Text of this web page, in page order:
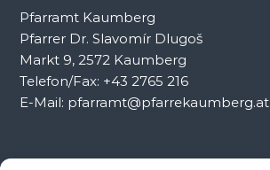
Pfarramt Kaumberg
Pfarrer Dr. Slavomír Dlugoš
Markt 9, 2572 Kaumberg
Telefon/Fax: +43 2765 216
E-Mail: pfarramt@pfarrekaumberg.at